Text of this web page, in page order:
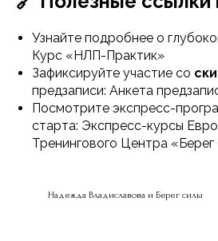
Узнайте подробнее о
Курс «НЛП-Практик»
Зафиксируйте участие со
предзаписи: Анкета
Посмотрите экспресс-
старта: Экспресс-курсы
Тренингового Центра
Надежда Владиславова и Берег силы